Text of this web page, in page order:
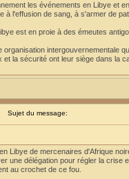
les événements en Libye et
à l'effusion de sang, à s'armer de
est en proie à des émeutes
organisation intergouvernementale
et la sécurité ont leur siège dans la
Sujet du message:
Libye de mercenaires d'Afrique
une délégation pour régler la crise
au crochet de ce fou.